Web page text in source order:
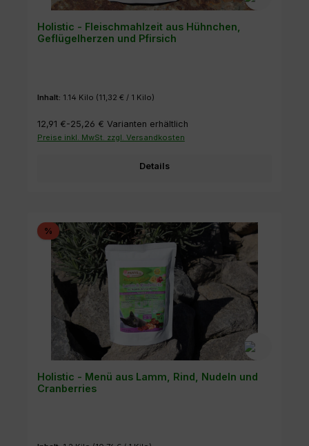
Holistic - Fleischmahlzeit aus Hühnchen,
Geflügelherzen und Pfirsich
Inhalt: 1.14 Kilo (11,32 € / 1 Kilo)
12,91 €-25,26 € Varianten erhältlich
Preise inkl. MwSt. zzgl. Versandkosten
Details
%Rabatt
Holistic - Menü aus Lamm, Rind, Nudeln und
Cranberries